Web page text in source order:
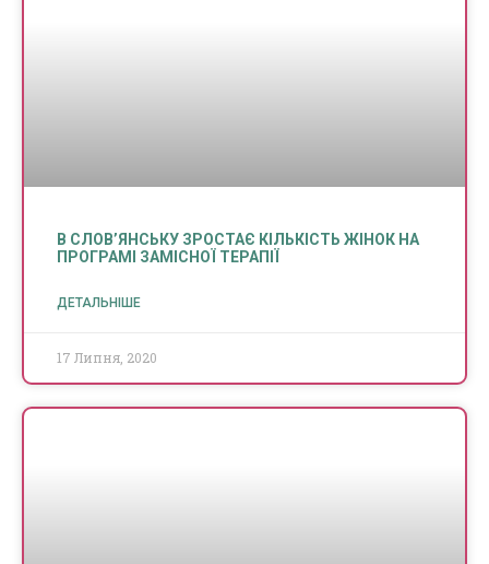
В СЛОВ’ЯНСЬКУ ЗРОСТАЄ КІЛЬКІСТЬ ЖІНОК НА
ПРОГРАМІ ЗАМІСНОЇ ТЕРАПІЇ
ДЕТАЛЬНІШЕ
17 Липня, 2020